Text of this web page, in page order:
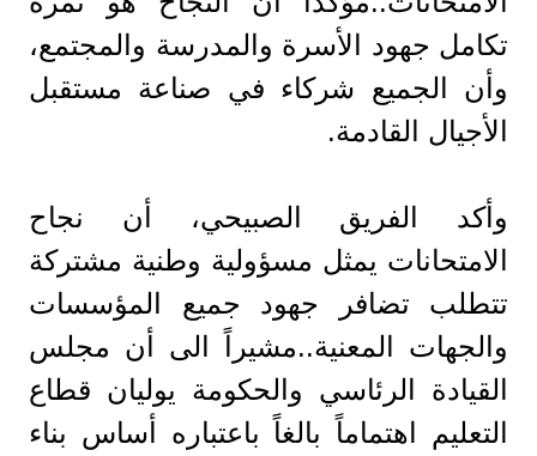
تكامل جهود الأسرة والمدرسة والمجتمع،
وأن الجميع شركاء في صناعة مستقبل
الأجيال القادمة.
وأكد الفريق الصبيحي، أن نجاح
الامتحانات يمثل مسؤولية وطنية مشتركة
تتطلب تضافر جهود جميع المؤسسات
والجهات المعنية..مشيراً الى أن مجلس
القيادة الرئاسي والحكومة يوليان قطاع
التعليم اهتماماً بالغاً باعتباره أساس بناء